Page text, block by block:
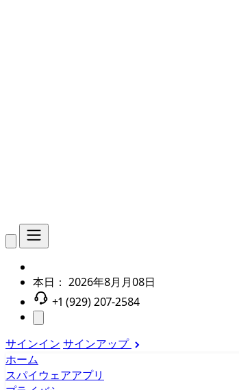
本日： 2026年8月月08日
+1 (929) 207-2584
サインイン サインアップ
ホーム
スパイウェアアプリ